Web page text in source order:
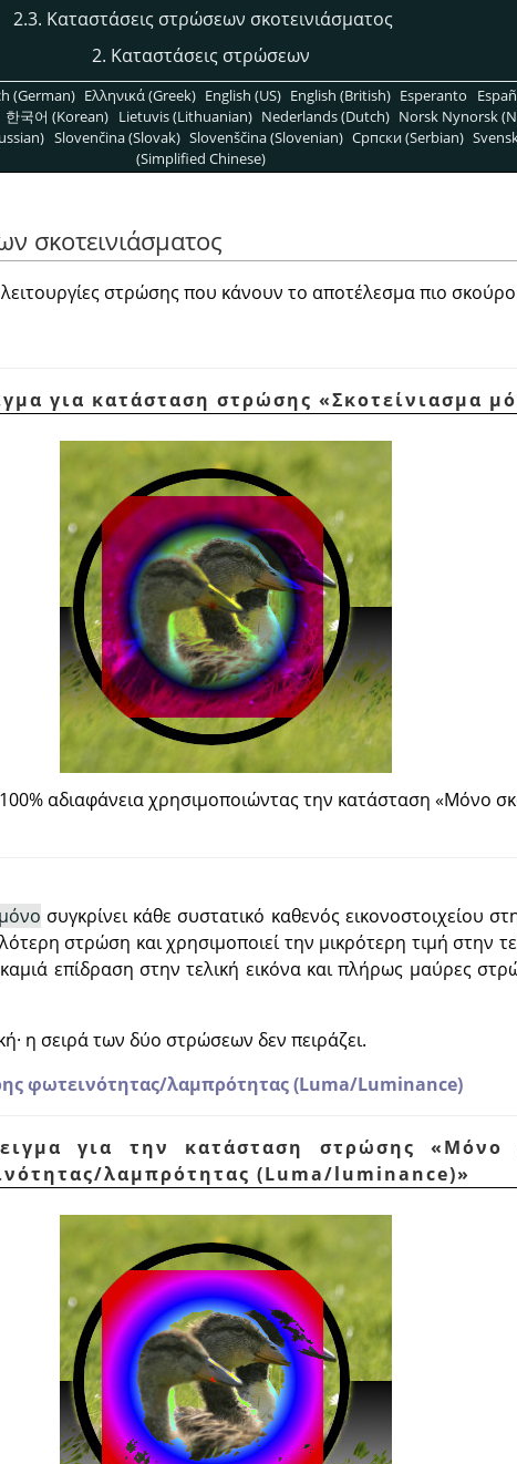
2.3. Καταστάσεις στρώσεων σκοτεινιάσματος
2. Καταστάσεις στρώσεων
(German) Ελληνικά (Greek) English (US) English (British) Esperanto
한국어 (Korean) Lietuvis (Lithuanian) Nederlands (Dutch) Norsk Nynorsk
Slovenčina (Slovak) Slovenščina (Slovenian) Српски (Serbian)
(Simplified Chinese)
σκοτεινιάσματος
λειτουργίες στρώσης που κάνουν το αποτέλεσμα πιο
για κατάσταση στρώσης «Σκοτείνιασμα
αδιαφάνεια χρησιμοποιώντας την κατάσταση«Μόνο
συγκρίνει κάθε συστατικό καθενός εικονοστοιχείου
στρώση και χρησιμοποιεί την μικρότερη τιμή στην
επίδραση στην τελική εικόνα και πλήρως μαύρες
η σειρά των δύο στρώσεων δεν πειράζει.
φωτεινότητας/λαμπρότητας (Luma/Luminance)
για την κατάσταση στρώσης«Μόνο
λαμπρότητας (Luma/luminance)»